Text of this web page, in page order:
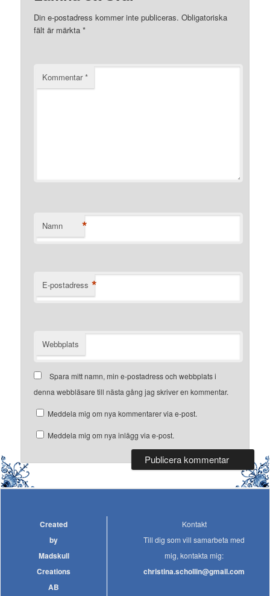
Din e-postadress kommer inte publiceras. Obligatoriska
fält är märkta*
Kommentar*
Namn *
E-postadress *
Webbplats
Spara mitt namn, min e-postadress och webbplats i
denna webbläsare till nästa gång jag skriver en kommentar.
Meddela mig om nya kommentarer via e-post.
Meddela mig om nya inlägg via e-post.
Created
by
Madskull
Creations
AB
Kontakt
Till dig som vill samarbeta med
mig, kontakta mig:
christina.schollin@gmail.com